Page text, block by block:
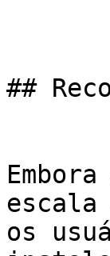
##
escala
os